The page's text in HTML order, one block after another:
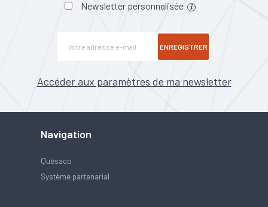
Newsletter personnalisée
ENREGISTRER
Accéder aux paramètres de ma newsletter
Navigation
Quésaco
Système partenarial